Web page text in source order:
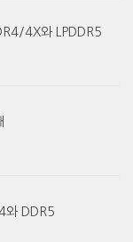
4X와 LPDDR5
와 DDR5